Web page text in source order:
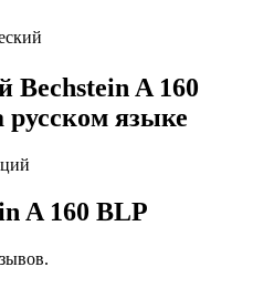
Bechstein A 160
языке
A 160 BLP